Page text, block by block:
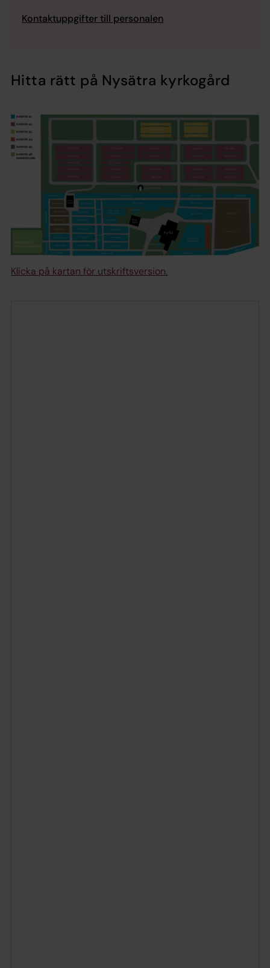
Kontaktuppgifter till personalen
Hitta rätt på Nysätra kyrkogård
Klicka på kartan för utskriftsversion.